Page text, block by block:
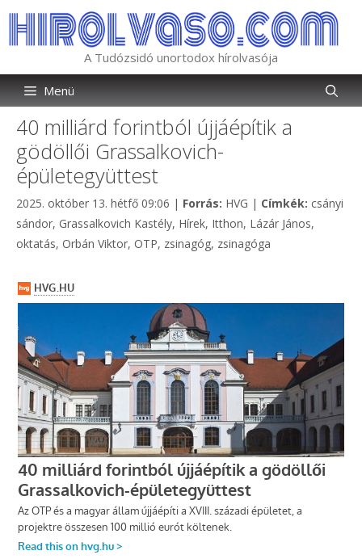
tartalomba
A Tudózsidó unortodox hírolvasója
Menü
40 milliárd forintból újjáépítik a
gödöllői Grassalkovich-
épületegyüttest
2025. október 13. hétfő 09:06 | Forrás: Kategória
HVG | Címkék: Címkék
csányi
sándor, Grassalkovich Kastély, Hírek, Itthon, Lázár János,
oktatás, Orbán Viktor, OTP, zsinagóg, zsinagóga